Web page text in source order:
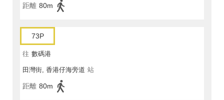
距離 80m
73P
往 數碼港
田灣街, 香港仔海旁道 站
距離 80m